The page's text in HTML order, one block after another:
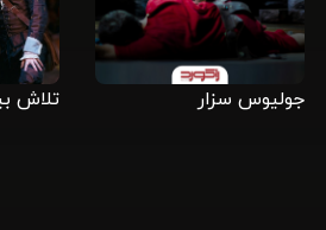
جولیوس سزار تلاش